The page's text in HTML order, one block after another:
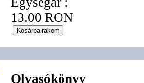
13.00 RON
Olvasókönyv